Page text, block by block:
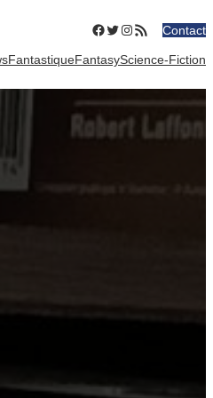
Facebook
Twitter
Instagram
Flux RSSContact
FantastiqueFantasyScience-Fiction